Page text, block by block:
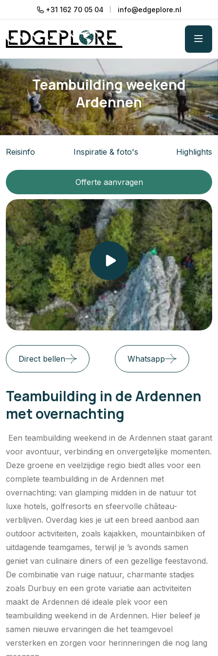
+31 162 70 05 04 info@edgeplore.nl
Teambuilding weekend
Ardennen
Reisinfo Inspiratie & foto's Highlights
Offerte aanvragen
Direct bellen Whatsapp
Teambuilding in de Ardennen
met overnachting
Een teambuilding weekend in de Ardennen staat garant
voor avontuur, verbinding en onvergetelijke momenten.
Deze groene en veelzijdige regio biedt alles voor een
complete teambuilding in de Ardennen met
overnachting: van glamping midden in de natuur tot
luxe hotels, golfresorts en sfeervolle château-
verblijven. Overdag kies je uit een breed aanbod aan
outdoor activiteiten, zoals kajakken, mountainbiken of
uitdagende teamgames, terwijl je ’s avonds samen
geniet van culinaire diners of een gezellige feestavond.
De combinatie van ruige natuur, charmante stadjes
zoals Durbuy en een grote variatie aan activiteiten
maakt de Ardennen dé ideale plek voor een
teambuilding weekend in de Ardennen. Hier beleef je
samen nieuwe ervaringen die het teamgevoel
versterken en zorgen voor herinneringen die nog lang